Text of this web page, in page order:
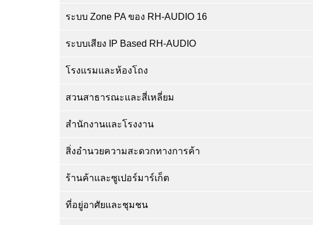
ระบบ Zone PA ของ RH-AUDIO 16
ระบบเสียง IP Based RH-AUDIO
โรงแรมและห้องโถง
สวนสาธารณะและสี่เหลี่ยม
สำนักงานและโรงงาน
สิ่งอำนวยความสะดวกทางการค้า
ร้านค้าและซูเปอร์มาร์เก็ต
ที่อยู่อาศัยและชุมชน